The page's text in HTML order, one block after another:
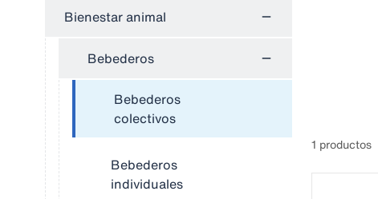
Bienestar animal
Bebederos
Bebederos
colectivos
Bebederos
individuales
1 productos